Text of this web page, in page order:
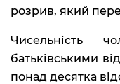
розрив, який
Чисельність
батьківськими
понад десятка